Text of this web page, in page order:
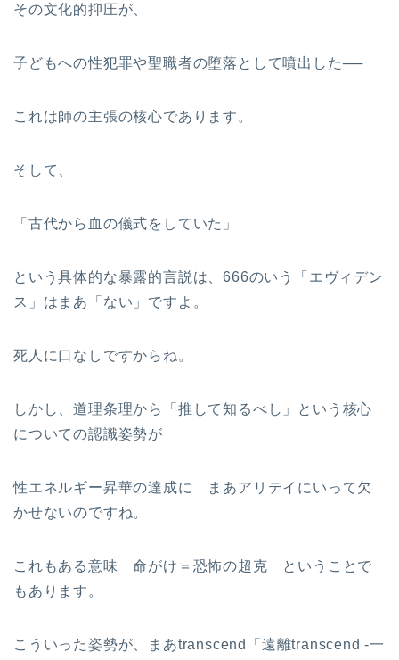
その文化的抑圧が、
子どもへの性犯罪や聖職者の堕落として噴出した──
これは師の主張の核心であります。
そして、
「古代から血の儀式をしていた」
という具体的な暴露的言説は、666のいう「エヴィデン
ス」はまあ「ない」ですよ。
死人に口なしですからね。
しかし、道理条理から「推して知るべし」という核心
についての認識姿勢が
性エネルギー昇華の達成に まあアリテイにいって欠
かせないのですね。
これもある意味 命がけ＝恐怖の超克 ということで
もあります。
こういった姿勢が、まあtranscend「遠離transcend -一